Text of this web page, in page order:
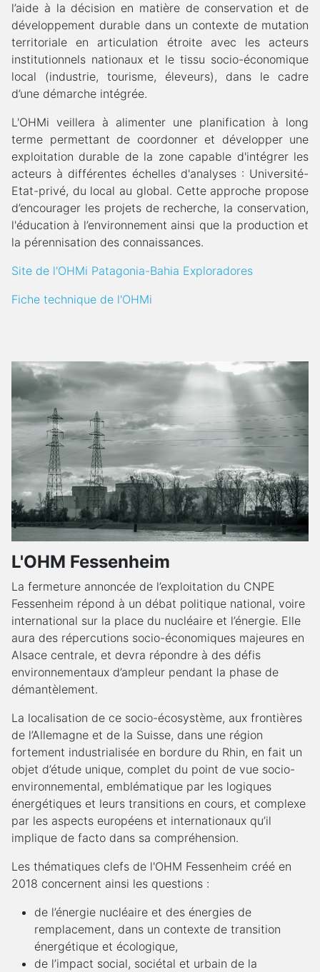
l’aide à la décision en matière de conservation et de
développement durable dans un contexte de mutation
territoriale en articulation étroite avec les acteurs
institutionnels nationaux et le tissu socio-économique
local (industrie, tourisme, éleveurs), dans le cadre
d’une démarche intégrée.
L'OHMi veillera à alimenter une planification à long
terme permettant de coordonner et développer une
exploitation durable de la zone capable d'intégrer les
acteurs à différentes échelles d'analyses : Université-
Etat-privé, du local au global. Cette approche propose
d’encourager les projets de recherche, la conservation,
l'éducation à l’environnement ainsi que la production et
la pérennisation des connaissances.
Site de l'OHMi Patagonia-Bahia Exploradores
Fiche technique de l'OHMi
L'OHM Fessenheim
La fermeture annoncée de l’exploitation du CNPE
Fessenheim répond à un débat politique national, voire
international sur la place du nucléaire et l’énergie. Elle
aura des répercutions socio-économiques majeures en
Alsace centrale, et devra répondre à des défis
environnementaux d’ampleur pendant la phase de
démantèlement.
La localisation de ce socio-écosystème, aux frontières
de l’Allemagne et de la Suisse, dans une région
fortement industrialisée en bordure du Rhin, en fait un
objet d’étude unique, complet du point de vue socio-
environnemental, emblématique par les logiques
énergétiques et leurs transitions en cours, et complexe
par les aspects européens et internationaux qu’il
implique de facto dans sa compréhension.
Les thématiques clefs de l'OHM Fessenheim créé en
2018 concernent ainsi les questions :
de l’énergie nucléaire et des énergies de
remplacement, dans un contexte de transition
énergétique et écologique,
de l’impact social, sociétal et urbain de la